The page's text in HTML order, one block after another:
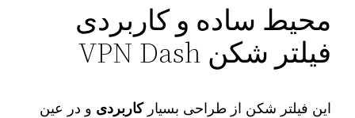
محیط ساده و کاربردی
فیلتر شکن VPN Dash
این فیلتر شکن از طراحی بسیارکاربردی و در عین